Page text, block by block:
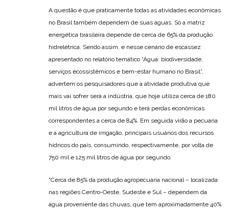
A questão é que praticamente todas as atividades econômicas
no Brasil também dependem de suas águas. Só a matriz
energética brasileira depende de cerca de 65% da produção
hidrelétrica. Sendo assim, e nesse cenário de escassez
apresentado no relatório temático “Água: biodiversidade,
serviços ecossistêmicos e bem-estar humano no Brasil”,
advertem os pesquisadores que a atividade produtiva que
mais vai sofrer será a indústria, que hoje utiliza cerca de 180
mil litros de água por segundo e terá perdas econômicas
correspondentes a cerca de 84%. Em seguida virão a pecuária
e a agricultura de irrigação, principais usuários dos recursos
hídricos do país, consumindo, respectivamente, por volta de
750 mil e 125 mil litros de água por segundo.
“Cerca de 85% da produção agropecuária nacional – localizada
nas regiões Centro-Oeste, Sudeste e Sul – dependem da
água proveniente das chuvas, que tem aproximadamente 40%